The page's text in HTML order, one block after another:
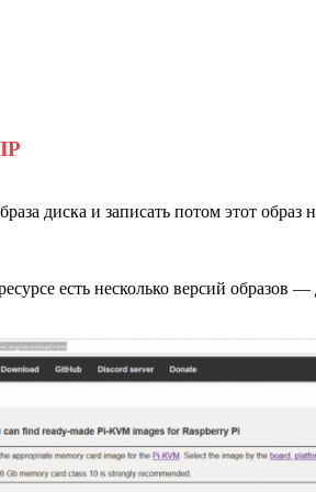
диска и записать потом этот
есть несколько версий образов